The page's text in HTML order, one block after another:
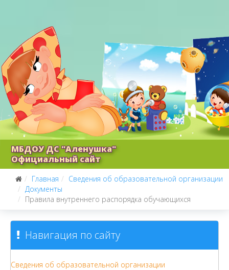
МБДОУ ДС "Аленушка"
Официальный сайт
Главная
Сведения об образовательной организации
Документы
Правила внутреннего распорядка обучающихся
Навигация по сайту
Сведения об образовательной организации